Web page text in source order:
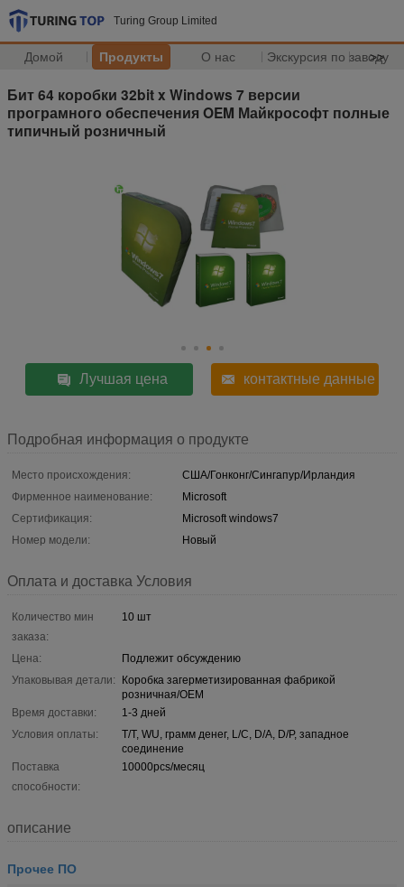
Turing Group Limited
Домой Продукты О нас Экскурсия по заводу
>>
Бит 64 коробки 32bit x Windows 7 версии
програмного обеспечения OEM Майкрософт полные
типичный розничный
Лучшая цена контактные данные
Подробная информация о продукте
Место происхождения:
США/Гонконг/Сингапур/Ирландия
Фирменное наименование:
Microsoft
Сертификация:
Microsoft windows7
Номер модели:
Новый
Оплата и доставка Условия
Количество мин
заказа:
10 шт
Цена:
Подлежит обсуждению
Упаковывая детали:
Коробка загерметизированная фабрикой
розничная/OEM
Время доставки:
1-3 дней
Условия оплаты:
T/T, WU, грамм денег, L/C, D/A, D/P, западное
соединение
Поставка
способности:
10000pcs/месяц
описание
Прочее ПО